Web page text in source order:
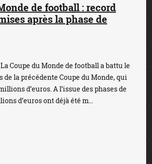
de football : record
après la phase de
Coupe du Monde de football a battu le
de la précédente Coupe du Monde, qui
d’euros. A l’issue des phases de
d’euros ont déjà été m...